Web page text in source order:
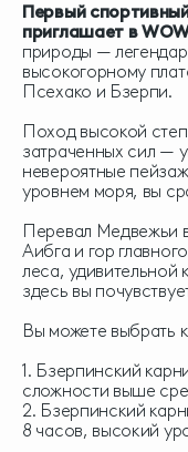
Первый
приглашает в
природы —
высокогорному
Псехако и Бзерпи.
Поход высокой
затраченных сил —
невероятные
уровнем моря, вы
Перевал Медвежьи
Аибга и гор
леса, удивительной
здесь вы
Вы можете выбрать
1. Бзерпинский
сложности выше
2. Бзерпинский
8 часов, высокий